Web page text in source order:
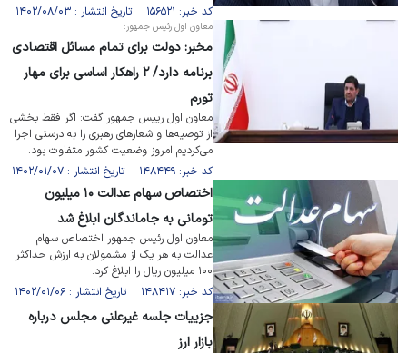
کد خبر: ۱۵۶۵۲۱ تاریخ انتشار : ۱۴۰۲/۰۸/۰۳
معاون اول رئیس جمهور:
مخبر: دولت برای تمام مسائل اقتصادی
برنامه دارد/ ۲ راهکار اساسی برای مهار
تورم
معاون اول رییس جمهور گفت: اگر فقط بخشی
از توصیه‌ها و شعار‌های رهبری را به درستی اجرا
می‌کردیم امروز وضعیت کشور متفاوت بود.
کد خبر: ۱۴۸۴۴۹ تاریخ انتشار : ۱۴۰۲/۰۱/۰۷
اختصاص سهام عدالت ۱۰ میلیون
تومانی به جاماندگان ابلاغ شد
معاون اول رئیس جمهور اختصاص سهام
عدالت به هر یک از مشمولان به ارزش حداکثر
۱۰۰ میلیون ریال را ابلاغ کرد.
کد خبر: ۱۴۸۴۱۷ تاریخ انتشار : ۱۴۰۲/۰۱/۰۶
جزییات جلسه غیرعلنی مجلس درباره
بازار ارز